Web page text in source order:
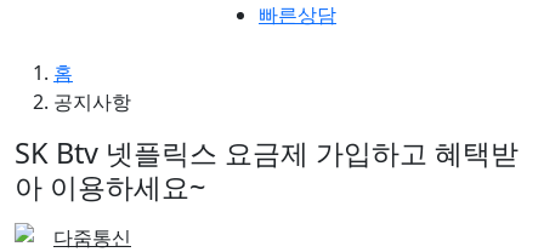
빠른상담
홈
공지사항
SK Btv 넷플릭스 요금제 가입하고 혜택받
아 이용하세요~
다줌통신